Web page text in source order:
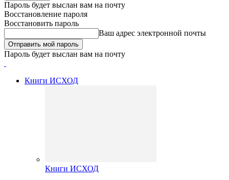
Пароль будет выслан вам на почту
Восстановление пароля
Восстановить пароль
Ваш адрес электронной почты
Пароль будет выслан вам на почту
Книги ИСХОД
Книги ИСХОД